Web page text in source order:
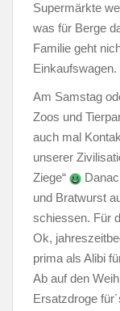
Supermärkte
was für Berge
Familie geht
Am Samstag
Zoos und
auch mal
unserer
Ziege“
und Bratwurst
schiessen. Für
Ok,
prima als Alibi
Ab auf den
Ersatzdroge